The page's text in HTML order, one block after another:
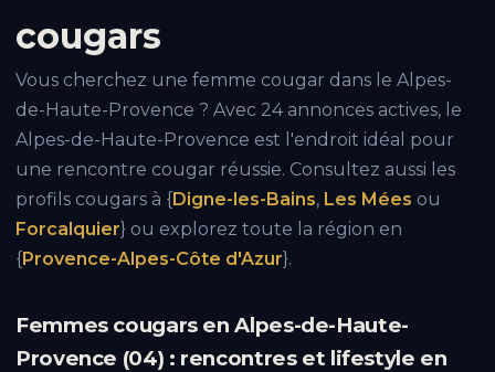
cougars
Vous cherchez une femme cougar dans le Alpes-
de-Haute-Provence ? Avec 24 annonces actives, le
Alpes-de-Haute-Provence est l'endroit idéal pour
une rencontre cougar réussie. Consultez aussi les
profils cougars à {Digne-les-Bains, Les Mées ou
Forcalquier} ou explorez toute la région en
{Provence-Alpes-Côte d'Azur}.
Femmes cougars en Alpes-de-Haute-
Provence (04) : rencontres et lifestyle en